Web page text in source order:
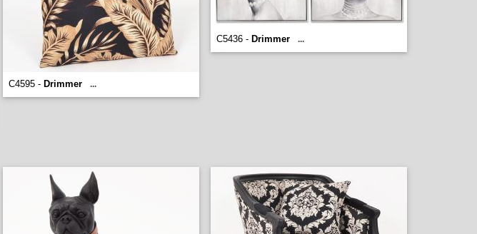
C4595 - Drimmer ...
C5436 - Drimmer ...